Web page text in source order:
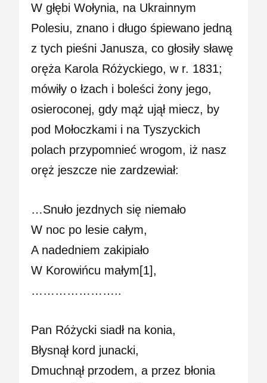
W głębi Wołynia, na Ukrainnym
Polesiu, znano i długo śpiewano jedną
z tych pieśni Janusza, co głosiły sławę
oręża Karola Różyckiego, w r. 1831;
mówiły o łzach i boleści żony jego,
osieroconej, gdy mąż ujął miecz, by
pod Mołoczkami i na Tyszyckich
polach przypomnieć wrogom, iż nasz
oręż jeszcze nie zardzewiał:
…Snuło jezdnych się niemało
W noc po lesie całym,
A nadedniem zakipiało
W Korowińcu małym[1],
…………………..
Pan Różycki siadł na konia,
Błysnął kord junacki,
Dmuchnął przodem, a przez błonia